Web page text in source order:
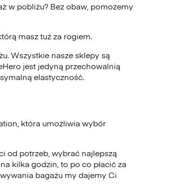
w pobliżu? Bez obaw, pomożemy
którą masz tuż za rogiem.
Wszystkie nasze sklepy są
jest jedyną przechowalnią
elastyczność.
która umożliwia wybór
od potrzeb, wybrać najlepszą
kilka godzin, to po co płacić za
bagażu my dajemy Ci